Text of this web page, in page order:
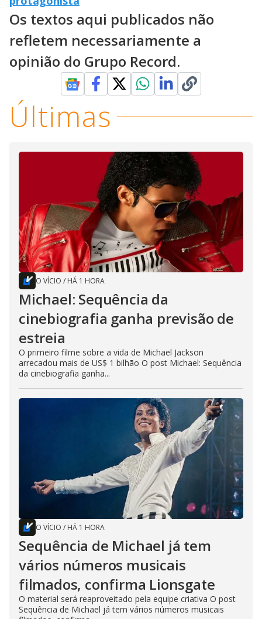
Os textos aqui publicados não
refletem necessariamente a
opinião do Grupo Record.
Últimas
O VÍCIO / HÁ 1 HORA
Michael: Sequência da
cinebiografia ganha previsão de
estreia
O primeiro filme sobre a vida de Michael Jackson
arrecadou mais de US$ 1 bilhão O post Michael: Sequência
da cinebiografia ganha...
O VÍCIO / HÁ 1 HORA
Sequência de Michael já tem
vários números musicais
filmados, confirma Lionsgate
O material será reaproveitado pela equipe criativa O post
Sequência de Michael já tem vários números musicais